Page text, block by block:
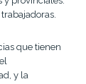
que tienen
y la